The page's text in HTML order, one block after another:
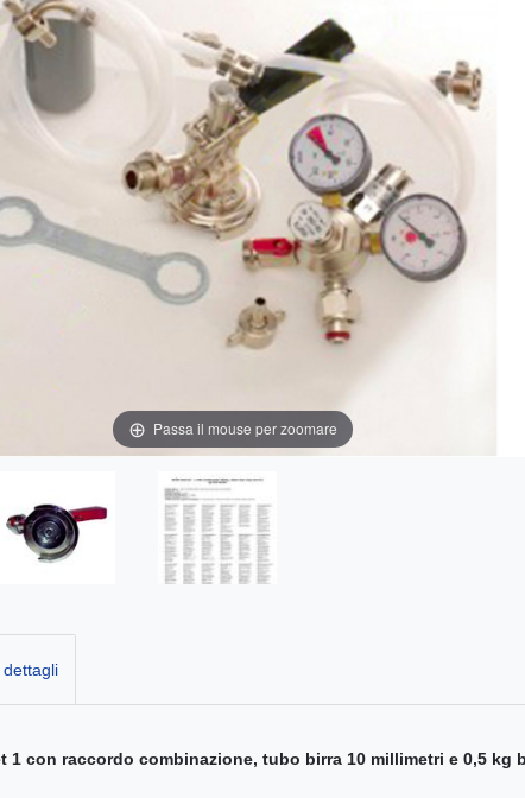
Passa il mouse per zoomare
dettagli
1 con raccordo combinazione, tubo birra 10 millimetri e 0,5 kg